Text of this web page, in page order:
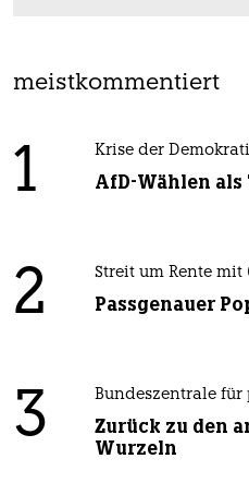
meistkommentiert
1 Krise der
AfD-Wählen
2 Streit um Rente mit
Passgenauer
3 Bundeszentrale
Zurück zu den
Wurzeln